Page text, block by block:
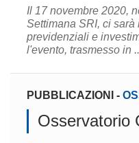
Il 17 novembre 2020,
Settimana SRI, ci
previdenziali e
l'evento, trasmesso in
PUBBLICAZIONI -
Osservatorio